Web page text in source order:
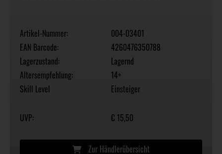
Artikel-Nummer:
004-03401
EAN Barcode:
4260476350788
Lagerzustand:
Lagernd
Altersempfehlung:
14+
Skill Level
Einsteiger
UVP: € 15,50
Zur Händlerübersicht